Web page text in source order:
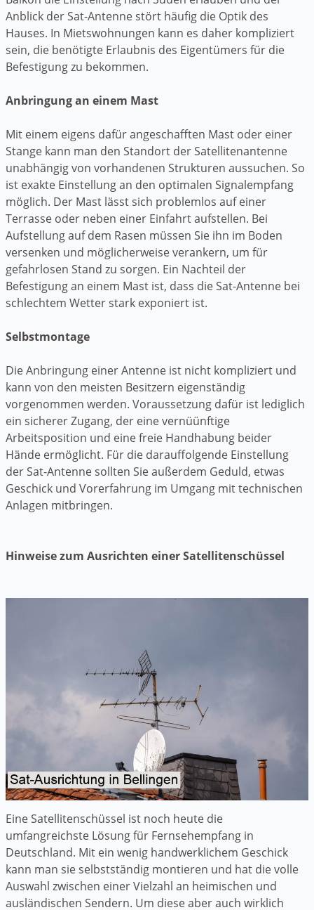
Anblick der Sat-Antenne stört häufig die Optik des
Hauses. In Mietswohnungen kann es daher kompliziert
sein, die benötigte Erlaubnis des Eigentümers für die
Befestigung zu bekommen.
Anbringung an einem Mast
Mit einem eigens dafür angeschafften Mast oder einer
Stange kann man den Standort der Satellitenantenne
unabhängig von vorhandenen Strukturen aussuchen. So
ist exakte Einstellung an den optimalen Signalempfang
möglich. Der Mast lässt sich problemlos auf einer
Terrasse oder neben einer Einfahrt aufstellen. Bei
Aufstellung auf dem Rasen müssen Sie ihn im Boden
versenken und möglicherweise verankern, um für
gefahrlosen Stand zu sorgen. Ein Nachteil der
Befestigung an einem Mast ist, dass die Sat-Antenne bei
schlechtem Wetter stark exponiert ist.
Selbstmontage
Die Anbringung einer Antenne ist nicht kompliziert und
kann von den meisten Besitzern eigenständig
vorgenommen werden. Voraussetzung dafür ist lediglich
ein sicherer Zugang, der eine vernüünftige
Arbeitsposition und eine freie Handhabung beider
Hände ermöglicht. Für die darauffolgende Einstellung
der Sat-Antenne sollten Sie außerdem Geduld, etwas
Geschick und Vorerfahrung im Umgang mit technischen
Anlagen mitbringen.
Hinweise zum Ausrichten einer Satellitenschüssel
Eine Satellitenschüssel ist noch heute die
umfangreichste Lösung für Fernsehempfang in
Deutschland. Mit ein wenig handwerklichem Geschick
kann man sie selbstständig montieren und hat die volle
Auswahl zwischen einer Vielzahl an heimischen und
ausländischen Sendern. Um diese aber auch wirklich